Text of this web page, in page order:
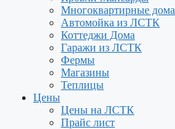
Многоквартирные дома
Автомойка из ЛСТК
Коттеджи Дома
Гаражи из ЛСТК
Фермы
Магазины
Теплицы
Цены
Цены на ЛСТК
Прайс лист